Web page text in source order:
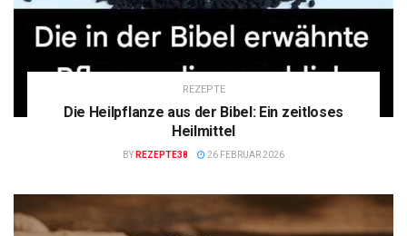
REZEPTE
Die Heilpflanze aus der Bibel: Ein zeitloses
Heilmittel
BY REZEPTE38 26 FEBRUAR 2026